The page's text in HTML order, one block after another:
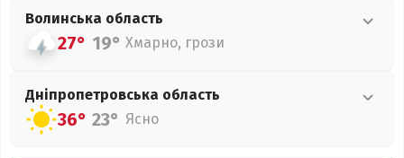
Волинська область
27° 19° Хмарно, грози
Дніпропетровська область
36° 23° Ясно